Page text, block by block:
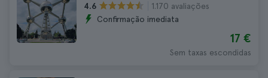
4.6
1.170 avaliações
Confirmação imediata
17 €
Sem taxas escondidas